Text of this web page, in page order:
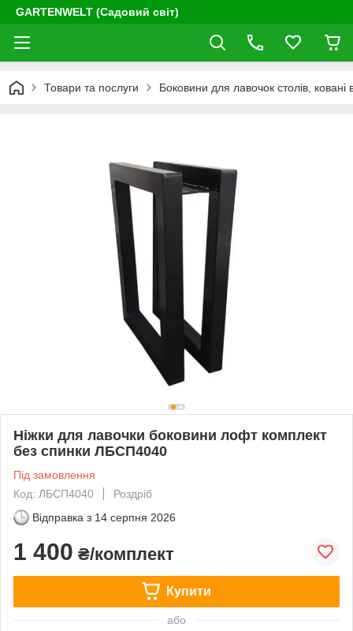
GARTENWELT (Садовий світ)
Товари та послуги Боковини для лавочок столів, ковані
Ніжки для лавочки боковини лофт комплект
без спинки ЛБСП4040
Під замовлення
Код: ЛБСП4040
Роздріб
Відправка з 14 серпня 2026
1 400 ₴/комплект
Купити
або